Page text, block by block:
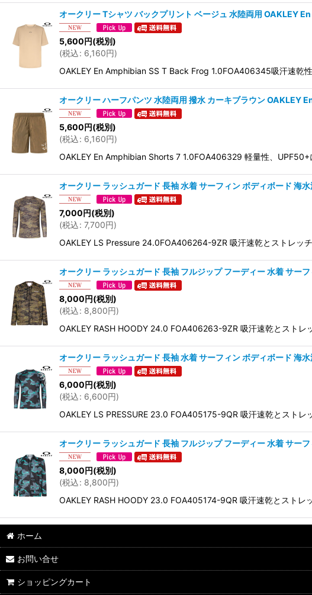
オークリー Tシャツ バックプリント ベージュ 水陸両用 OAKLEY
5,600円(税別)
(税込: 6,160円)
OAKLEY En Amphibian SS T Back Frog 1.0FOA406345吸汗速乾
オークリー ハーフパンツ 水陸両用 撥水 カーキブラウン OAKLEY
5,600円(税別)
(税込: 6,160円)
OAKLEY En Amphibian Shorts 7 1.0FOA406329 軽量性、
オークリー ラッシュガード 長袖 水着 サーフィン ボディボード
7,000円(税別)
(税込: 7,700円)
OAKLEY LS Pressure 24.0FOA406264-9ZR 吸汗速乾とストレッ
オークリー ラッシュガード 長袖 フルジップ フーディー 水着 サ
8,000円(税別)
(税込: 8,800円)
OAKLEY RASH HOODY 24.0 FOA406263-9ZR 吸汗速乾とスト
オークリー ラッシュガード 長袖 水着 サーフィン ボディボード 海
6,000円(税別)
(税込: 6,600円)
OAKLEY LS PRESSURE 23.0 FOA405175-9QR 吸汗速乾とスト
オークリー ラッシュガード 長袖 フルジップ フーディー 水着 サ
8,000円(税別)
(税込: 8,800円)
OAKLEY RASH HOODY 23.0 FOA405174-9QR 吸汗速乾とスト
ホーム
お問い合せ
ショッピングカート